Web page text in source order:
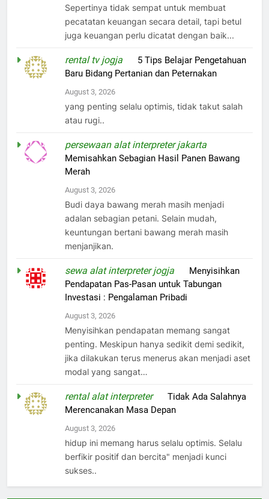
Sepertinya tidak sempat untuk membuat
pecatatan keuangan secara detail, tapi betul
juga keuangan perlu dicatat dengan baik...
rental tv jogja
5 Tips Belajar Pengetahuan
Baru Bidang Pertanian dan Peternakan
August 3, 2026
yang penting selalu optimis, tidak takut salah
atau rugi..
persewaan alat interpreter jakarta
Memisahkan Sebagian Hasil Panen Bawang
Merah
August 3, 2026
Budi daya bawang merah masih menjadi
adalan sebagian petani. Selain mudah,
keuntungan bertani bawang merah masih
menjanjikan.
sewa alat interpreter jogja
Menyisihkan
Pendapatan Pas-Pasan untuk Tabungan
Investasi : Pengalaman Pribadi
August 3, 2026
Menyisihkan pendapatan memang sangat
penting. Meskipun hanya sedikit demi sedikit,
jika dilakukan terus menerus akan menjadi aset
modal yang sangat…
rental alat interpreteronTidak Ada Salahnya
Merencanakan Masa Depan
August 3, 2026
hidup ini memang harus selalu optimis. Selalu
berfikir positif dan bercita" menjadi kunci
sukses..